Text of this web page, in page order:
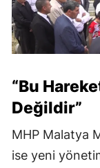
“Bu
Değildir”
MHP Malatya
ise yeni